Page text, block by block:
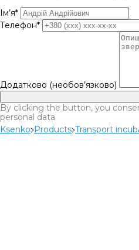
Ім’я*
Телефон*
Додатково (необов’язково)
By clicking the button, you
personal data
Ksenko Products Transport